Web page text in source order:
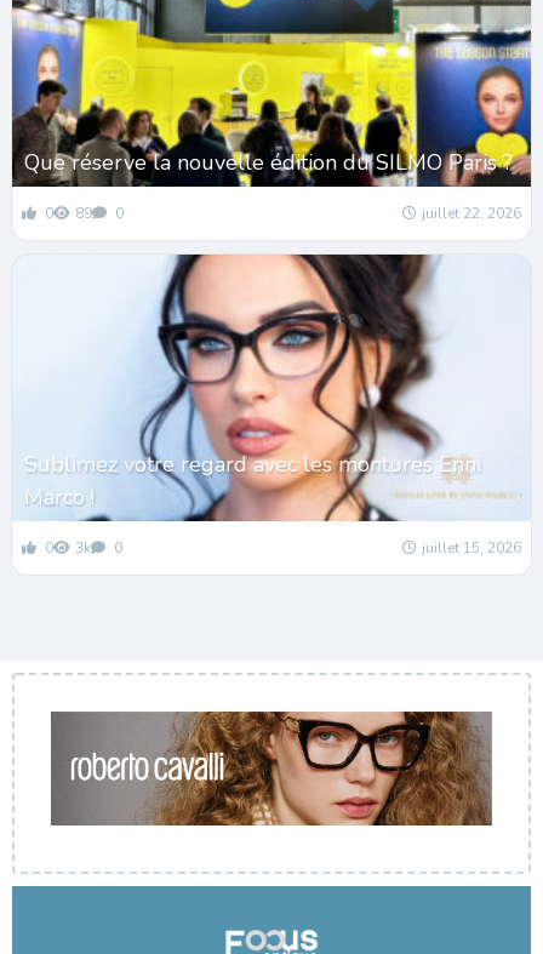
Que réserve la nouvelle édition du SILMO Paris ?
0 89 0 juillet 22, 2026
Sublimez votre regard avec les montures Enni
Marco !
0 3k 0 juillet 15, 2026